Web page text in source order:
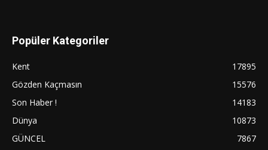
Popüler Kategoriler
Kent
17895
Gözden Kaçmasın
15576
Son Haber !
14183
Dünya
10873
GÜNCEL
7867